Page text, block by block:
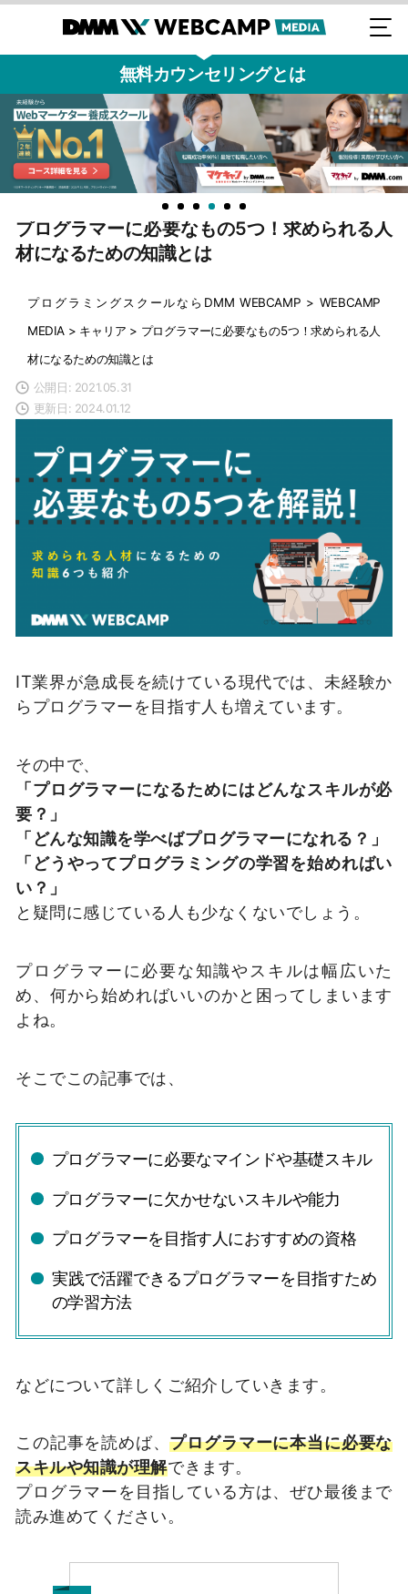
無料カウンセリングとは
プログラマーに必要なもの5つ！求められる人
材になるための知識とは
プログラミングスクールならDMM WEBCAMP > WEBCAMP
MEDIA > キャリア > プログラマーに必要なもの5つ！求められる人
材になるための知識とは
公開日: 2021.05.31
更新日: 2024.01.12
IT業界が急成長を続けている現代では、未経験か
らプログラマーを目指す人も増えています。
その中で、
「プログラマーになるためにはどんなスキルが必
要？」
「どんな知識を学べばプログラマーになれる？」
「どうやってプログラミングの学習を始めればい
い？」
と疑問に感じている人も少なくないでしょう。
プログラマーに必要な知識やスキルは幅広いた
め、何から始めればいいのかと困ってしまいます
よね。
そこでこの記事では、
プログラマーに必要なマインドや基礎スキル
プログラマーに欠かせないスキルや能力
プログラマーを目指す人におすすめの資格
実践で活躍できるプログラマーを目指すため
の学習方法
などについて詳しくご紹介していきます。
この記事を読めば、プログラマーに本当に必要な
スキルや知識が理解できます。
プログラマーを目指している方は、ぜひ最後まで
読み進めてください。